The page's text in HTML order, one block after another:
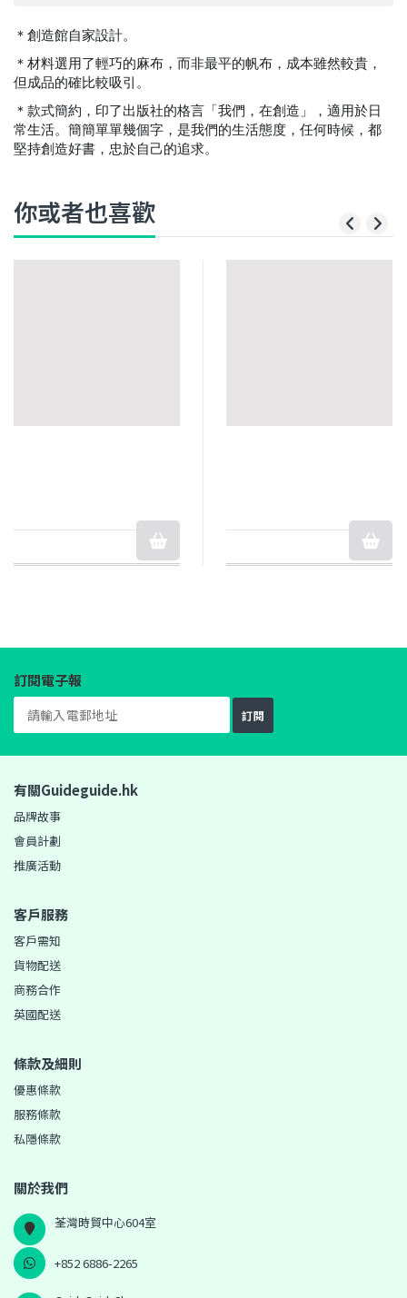
＊創造館自家設計。
＊材料選用了輕巧的麻布，而非最平的帆布，成本雖然較貴，
但成品的確比較吸引。
＊款式簡約，印了出版社的格言「我們，在創造」， 適用於日
常生活。 簡簡單單幾個字，是我們的生活態度，任何時候，都
堅持創造好書，忠於自己的追求。
你或者也喜歡
訂閱電子報
訂閱
有關Guideguide.hk
品牌故事
會員計劃
推廣活動
客戶服務
客戶需知
貨物配送
商務合作
英國配送
條款及細則
優惠條款
服務條款
私隱條款
關於我們
荃灣時貿中心604室
+852 6886-2265